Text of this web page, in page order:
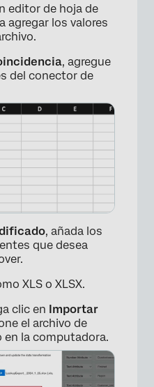
editor de hoja de
agregar los valores
, agregue
del conector de
, añada los
que desea
XLS o XLSX.
clic en Importar
el archivo de
en la computadora.